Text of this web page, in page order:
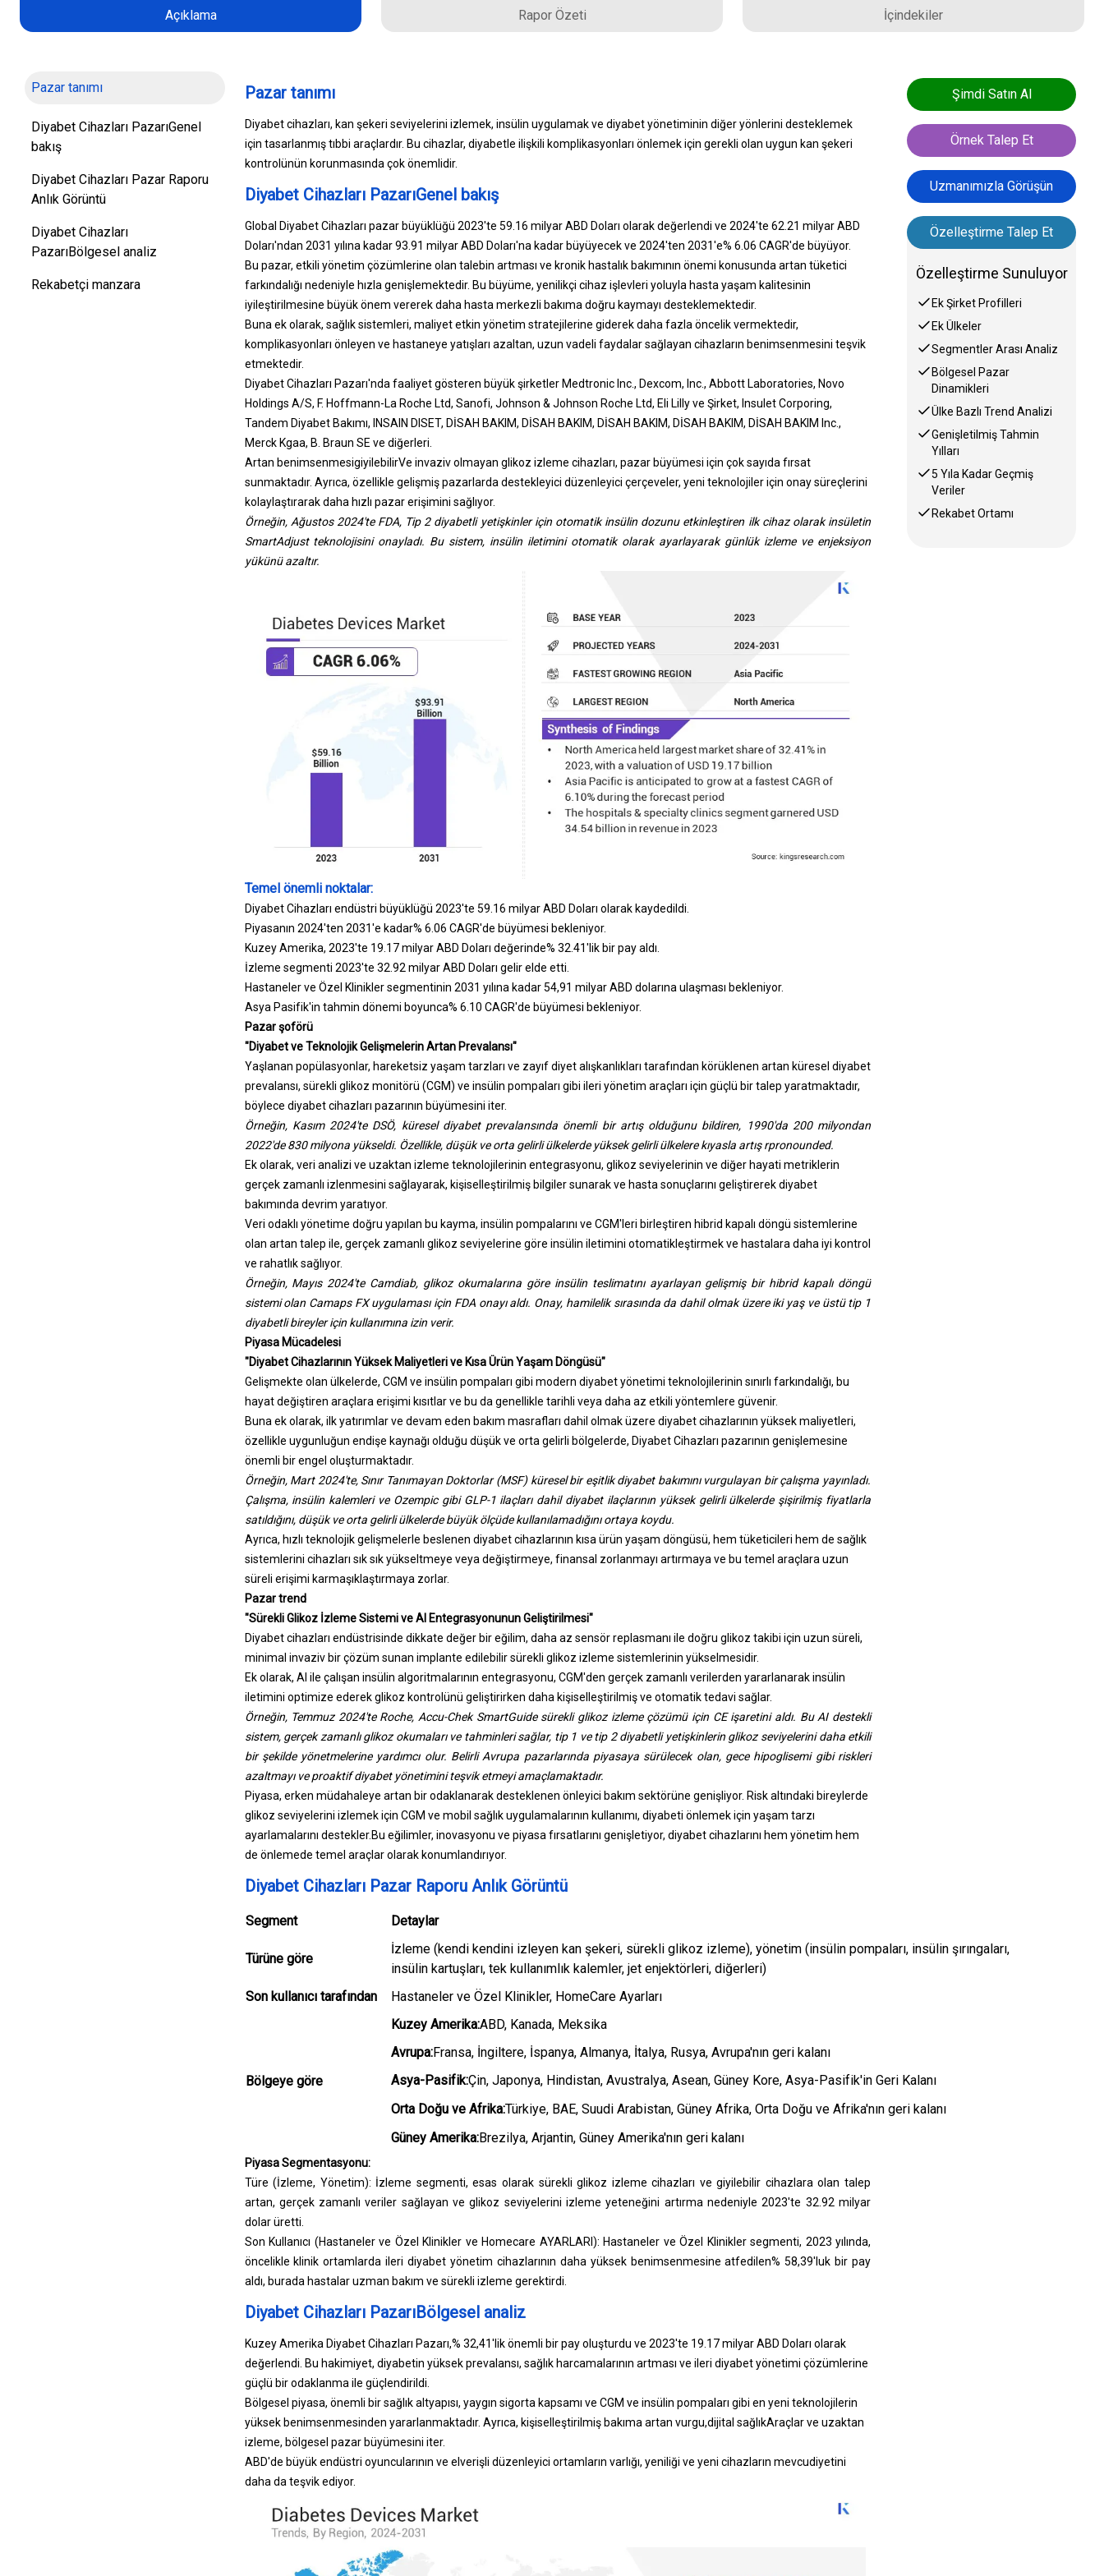
Açıklama Rapor Özeti İçindekiler
Pazar tanımı
Diyabet Cihazları PazarıGenel
bakış
Diyabet Cihazları Pazar Raporu
Anlık Görüntü
Diyabet Cihazları
PazarıBölgesel analiz
Rekabetçi manzara
Pazar tanımı
Diyabet cihazları, kan şekeri seviyelerini izlemek, insülin uygulamak ve diyabet yönetiminin diğer yönlerini desteklemek
için tasarlanmış tıbbi araçlardır. Bu cihazlar, diyabetle ilişkili komplikasyonları önlemek için gerekli olan uygun kan şekeri
kontrolünün korunmasında çok önemlidir.
Diyabet Cihazları PazarıGenel bakış
Global Diyabet Cihazları pazar büyüklüğü 2023'te 59.16 milyar ABD Doları olarak değerlendi ve 2024'te 62.21 milyar ABD
Doları'ndan 2031 yılına kadar 93.91 milyar ABD Doları'na kadar büyüyecek ve 2024'ten 2031'e% 6.06 CAGR'de büyüyor.
Bu pazar, etkili yönetim çözümlerine olan talebin artması ve kronik hastalık bakımının önemi konusunda artan tüketici
farkındalığı nedeniyle hızla genişlemektedir. Bu büyüme, yenilikçi cihaz işlevleri yoluyla hasta yaşam kalitesinin
iyileştirilmesine büyük önem vererek daha hasta merkezli bakıma doğru kaymayı desteklemektedir.
Buna ek olarak, sağlık sistemleri, maliyet etkin yönetim stratejilerine giderek daha fazla öncelik vermektedir,
komplikasyonları önleyen ve hastaneye yatışları azaltan, uzun vadeli faydalar sağlayan cihazların benimsenmesini teşvik
etmektedir.
Diyabet Cihazları Pazarı'nda faaliyet gösteren büyük şirketler Medtronic Inc., Dexcom, Inc., Abbott Laboratories, Novo
Holdings A/S, F. Hoffmann-La Roche Ltd, Sanofi, Johnson & Johnson Roche Ltd, Eli Lilly ve Şirket, Insulet Corporing,
Tandem Diyabet Bakımı, INSAIN DISET, DİSAH BAKIM, DİSAH BAKIM, DİSAH BAKIM, DİSAH BAKIM, DİSAH BAKIM Inc.,
Merck Kgaa, B. Braun SE ve diğerleri.
Artan benimsenmesigiyilebilirVe invaziv olmayan glikoz izleme cihazları, pazar büyümesi için çok sayıda fırsat
sunmaktadır. Ayrıca, özellikle gelişmiş pazarlarda destekleyici düzenleyici çerçeveler, yeni teknolojiler için onay süreçlerini
kolaylaştırarak daha hızlı pazar erişimini sağlıyor.
Örneğin, Ağustos 2024'te FDA, Tip 2 diyabetli yetişkinler için otomatik insülin dozunu etkinleştiren ilk cihaz olarak insületin
SmartAdjust teknolojisini onayladı. Bu sistem, insülin iletimini otomatik olarak ayarlayarak günlük izleme ve enjeksiyon
yükünü azaltır.
Temel önemli noktalar:
Diyabet Cihazları endüstri büyüklüğü 2023'te 59.16 milyar ABD Doları olarak kaydedildi.
Piyasanın 2024'ten 2031'e kadar% 6.06 CAGR'de büyümesi bekleniyor.
Kuzey Amerika, 2023'te 19.17 milyar ABD Doları değerinde% 32.41'lik bir pay aldı.
İzleme segmenti 2023'te 32.92 milyar ABD Doları gelir elde etti.
Hastaneler ve Özel Klinikler segmentinin 2031 yılına kadar 54,91 milyar ABD dolarına ulaşması bekleniyor.
Asya Pasifik'in tahmin dönemi boyunca% 6.10 CAGR'de büyümesi bekleniyor.
Pazar şoförü
"Diyabet ve Teknolojik Gelişmelerin Artan Prevalansı"
Yaşlanan popülasyonlar, hareketsiz yaşam tarzları ve zayıf diyet alışkanlıkları tarafından körüklenen artan küresel diyabet
prevalansı, sürekli glikoz monitörü (CGM) ve insülin pompaları gibi ileri yönetim araçları için güçlü bir talep yaratmaktadır,
böylece diyabet cihazları pazarının büyümesini iter.
Örneğin, Kasım 2024'te DSÖ, küresel diyabet prevalansında önemli bir artış olduğunu bildiren, 1990'da 200 milyondan
2022'de 830 milyona yükseldi. Özellikle, düşük ve orta gelirli ülkelerde yüksek gelirli ülkelere kıyasla artış rpronounded.
Ek olarak, veri analizi ve uzaktan izleme teknolojilerinin entegrasyonu, glikoz seviyelerinin ve diğer hayati metriklerin
gerçek zamanlı izlenmesini sağlayarak, kişiselleştirilmiş bilgiler sunarak ve hasta sonuçlarını geliştirerek diyabet
bakımında devrim yaratıyor.
Veri odaklı yönetime doğru yapılan bu kayma, insülin pompalarını ve CGM'leri birleştiren hibrid kapalı döngü sistemlerine
olan artan talep ile, gerçek zamanlı glikoz seviyelerine göre insülin iletimini otomatikleştirmek ve hastalara daha iyi kontrol
ve rahatlık sağlıyor.
Örneğin, Mayıs 2024'te Camdiab, glikoz okumalarına göre insülin teslimatını ayarlayan gelişmiş bir hibrid kapalı döngü
sistemi olan Camaps FX uygulaması için FDA onayı aldı. Onay, hamilelik sırasında da dahil olmak üzere iki yaş ve üstü tip 1
diyabetli bireyler için kullanımına izin verir.
Piyasa Mücadelesi
"Diyabet Cihazlarının Yüksek Maliyetleri ve Kısa Ürün Yaşam Döngüsü"
Gelişmekte olan ülkelerde, CGM ve insülin pompaları gibi modern diyabet yönetimi teknolojilerinin sınırlı farkındalığı, bu
hayat değiştiren araçlara erişimi kısıtlar ve bu da genellikle tarihli veya daha az etkili yöntemlere güvenir.
Buna ek olarak, ilk yatırımlar ve devam eden bakım masrafları dahil olmak üzere diyabet cihazlarının yüksek maliyetleri,
özellikle uygunluğun endişe kaynağı olduğu düşük ve orta gelirli bölgelerde, Diyabet Cihazları pazarının genişlemesine
önemli bir engel oluşturmaktadır.
Örneğin, Mart 2024'te, Sınır Tanımayan Doktorlar (MSF) küresel bir eşitlik diyabet bakımını vurgulayan bir çalışma yayınladı.
Çalışma, insülin kalemleri ve Ozempic gibi GLP-1 ilaçları dahil diyabet ilaçlarının yüksek gelirli ülkelerde şişirilmiş fiyatlarla
satıldığını, düşük ve orta gelirli ülkelerde büyük ölçüde kullanılamadığını ortaya koydu.
Ayrıca, hızlı teknolojik gelişmelerle beslenen diyabet cihazlarının kısa ürün yaşam döngüsü, hem tüketicileri hem de sağlık
sistemlerini cihazları sık sık yükseltmeye veya değiştirmeye, finansal zorlanmayı artırmaya ve bu temel araçlara uzun
süreli erişimi karmaşıklaştırmaya zorlar.
Pazar trend
"Sürekli Glikoz İzleme Sistemi ve AI Entegrasyonunun Geliştirilmesi"
Diyabet cihazları endüstrisinde dikkate değer bir eğilim, daha az sensör replasmanı ile doğru glikoz takibi için uzun süreli,
minimal invaziv bir çözüm sunan implante edilebilir sürekli glikoz izleme sistemlerinin yükselmesidir.
Ek olarak, AI ile çalışan insülin algoritmalarının entegrasyonu, CGM'den gerçek zamanlı verilerden yararlanarak insülin
iletimini optimize ederek glikoz kontrolünü geliştirirken daha kişiselleştirilmiş ve otomatik tedavi sağlar.
Örneğin, Temmuz 2024'te Roche, Accu-Chek SmartGuide sürekli glikoz izleme çözümü için CE işaretini aldı. Bu AI destekli
sistem, gerçek zamanlı glikoz okumaları ve tahminleri sağlar, tip 1 ve tip 2 diyabetli yetişkinlerin glikoz seviyelerini daha etkili
bir şekilde yönetmelerine yardımcı olur. Belirli Avrupa pazarlarında piyasaya sürülecek olan, gece hipoglisemi gibi riskleri
azaltmayı ve proaktif diyabet yönetimini teşvik etmeyi amaçlamaktadır.
Piyasa, erken müdahaleye artan bir odaklanarak desteklenen önleyici bakım sektörüne genişliyor. Risk altındaki bireylerde
glikoz seviyelerini izlemek için CGM ve mobil sağlık uygulamalarının kullanımı, diyabeti önlemek için yaşam tarzı
ayarlamalarını destekler. Bu eğilimler, inovasyonu ve piyasa fırsatlarını genişletiyor, diyabet cihazlarını hem yönetim hem
de önlemede temel araçlar olarak konumlandırıyor.
Diyabet Cihazları Pazar Raporu Anlık Görüntü
Segment Detaylar
Türüne göre
İzleme (kendi kendini izleyen kan şekeri, sürekli glikoz izleme), yönetim (insülin pompaları, insülin şırıngaları,
insülin kartuşları, tek kullanımlık kalemler, jet enjektörleri, diğerleri)
Son kullanıcı tarafından
Hastaneler ve Özel Klinikler, HomeCare Ayarları
Bölgeye göre
Kuzey Amerika:ABD, Kanada, Meksika
Avrupa:Fransa, İngiltere, İspanya, Almanya, İtalya, Rusya, Avrupa'nın geri kalanı
Asya-Pasifik:Çin, Japonya, Hindistan, Avustralya, Asean, Güney Kore, Asya-Pasifik'in Geri Kalanı
Orta Doğu ve Afrika:Türkiye, BAE, Suudi Arabistan, Güney Afrika, Orta Doğu ve Afrika'nın geri kalanı
Güney Amerika:Brezilya, Arjantin, Güney Amerika'nın geri kalanı
Piyasa Segmentasyonu:
Türe (İzleme, Yönetim): İzleme segmenti, esas olarak sürekli glikoz izleme cihazları ve giyilebilir cihazlara olan talep
artan, gerçek zamanlı veriler sağlayan ve glikoz seviyelerini izleme yeteneğini artırma nedeniyle 2023'te 32.92 milyar
dolar üretti.
Son Kullanıcı (Hastaneler ve Özel Klinikler ve Homecare AYARLARI): Hastaneler ve Özel Klinikler segmenti, 2023 yılında,
öncelikle klinik ortamlarda ileri diyabet yönetim cihazlarının daha yüksek benimsenmesine atfedilen% 58,39'luk bir pay
aldı, burada hastalar uzman bakım ve sürekli izleme gerektirdi.
Diyabet Cihazları PazarıBölgesel analiz
Kuzey Amerika Diyabet Cihazları Pazarı,% 32,41'lik önemli bir pay oluşturdu ve 2023'te 19.17 milyar ABD Doları olarak
değerlendi. Bu hakimiyet, diyabetin yüksek prevalansı, sağlık harcamalarının artması ve ileri diyabet yönetimi çözümlerine
güçlü bir odaklanma ile güçlendirildi.
Bölgesel piyasa, önemli bir sağlık altyapısı, yaygın sigorta kapsamı ve CGM ve insülin pompaları gibi en yeni teknolojilerin
yüksek benimsenmesinden yararlanmaktadır. Ayrıca, kişiselleştirilmiş bakıma artan vurgu,dijital sağlıkAraçlar ve uzaktan
izleme, bölgesel pazar büyümesini iter.
ABD'de büyük endüstri oyuncularının ve elverişli düzenleyici ortamların varlığı, yeniliği ve yeni cihazların mevcudiyetini
daha da teşvik ediyor.
Şimdi Satın Al
Örnek Talep Et
Uzmanımızla Görüşün
Özelleştirme Talep Et
Özelleştirme Sunuluyor
Ek Şirket Profilleri
Ek Ülkeler
Segmentler Arası Analiz
Bölgesel Pazar
Dinamikleri
Ülke Bazlı Trend Analizi
Genişletilmiş Tahmin
Yılları
5 Yıla Kadar Geçmiş
Veriler
Rekabet Ortamı